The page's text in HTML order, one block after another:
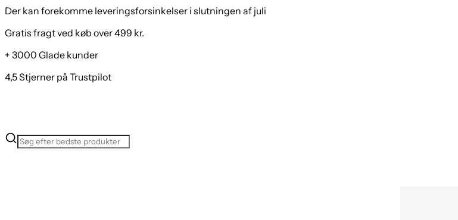
Der kan forekomme leveringsforsinkelser i slutningen af juli
Gratis fragt ved køb over 499 kr.
+ 3000 Glade kunder
4,5 Stjerner på Trustpilot